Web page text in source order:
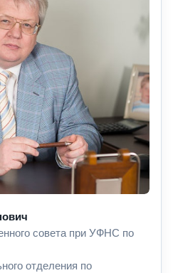
совета при УФНС по
отделения по